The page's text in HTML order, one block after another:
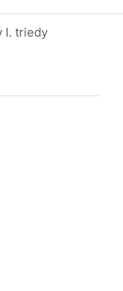
I. triedy